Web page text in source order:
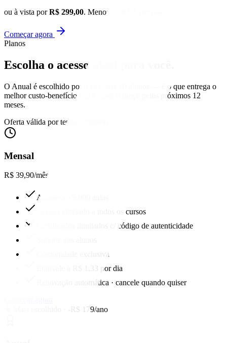
ou à vista porR$ 299,00. Menos de R$ 1 por dia.
Começar agora
Planos
Escolha o acesso
O Anual é escolhido por 9 em cada 10 alunos — é o que entrega o
melhor custo-benefício real e trava o preço pelos próximos 12
meses.
Oferta válida por tempo limitado
Mensal
R$ 39,90/mês
Acesso a +5.000 aulas
Acesso ilimitado a todos os cursos
Certificados ilimitados c/ código de autenticidade
Comunidade exclusiva
Equivale a R$ 1,33 por dia
Renovação automática · cancele quando quiser
★ Mais escolhido · -R$ 179/ano